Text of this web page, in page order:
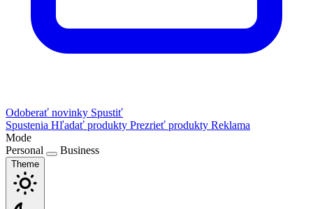
Odoberať novinky Spustiť
Spustenia Hľadať produkty Prezrieť produkty Reklama
Mode
Personal
Business
Theme